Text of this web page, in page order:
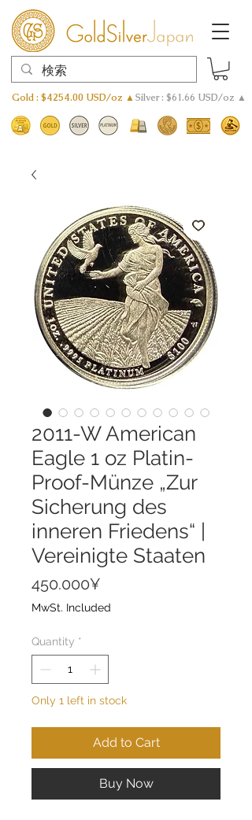
Gold : $4254.00 USD/oz ▲Silver : $61.66 USD/oz ▲
2011-W American
Eagle 1 oz Platin-
Proof-Münze „Zur
Sicherung des
inneren Friedens“ |
Vereinigte Staaten
450.000¥
MwSt. Included
Quantity *
Only 1 left in stock
Add to Cart
Buy Now